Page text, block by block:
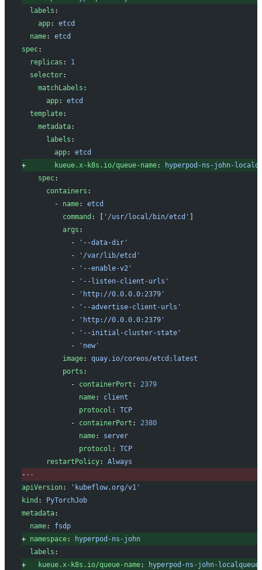
labels :
   app
: etcd
name: etcd
spec:
replicas : 1
selector:
   matchLabels
:
     app
: etcd
template:
   metadata
:
     labels
:
       app
: etcd
+
       kueue.x-k8s.io/queue-name
:
hyperpod-ns-john-
   spec
:
     containers
:
       -
name: etcd
         command
: [ '/usr/local/bin/etcd'
         args
:
           -
'--data-dir'
           -
'/var/lib/etcd'
           -
'--enable-v2'
           -
'--listen-client-urls'
           -
'http://0.0.0.0:2379'
           -
'--advertise-client-urls'
           -
'http://0.0.0.0:2379'
           -
'--initial-cluster-state'
           -
'new'
         image
: quay.io/coreos/etcd:latest
         ports
:
           -
containerPort : 2379
             name
: client
             protocol
: TCP
           -
containerPort : 2380
             name
: server
             protocol
: TCP
     restartPolicy
: Always
- --
apiVersion:
'kubeflow.org/v1'
kind :
PyTorchJob
metadata:
name: fsdp
+ namespace:
hyperpod-ns-john
labels :
+
   kueue.x-k8s.io/queue-name
:
hyperpod-ns-john-localqueue